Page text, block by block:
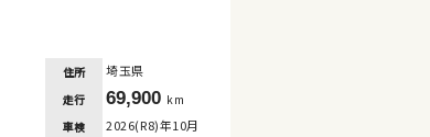
住所 埼玉県
走行 69,900 km
車検 2026(R8)年10月